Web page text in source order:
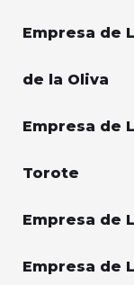
Empresa de
de la Oliva
Empresa de
Torote
Empresa de
Empresa de